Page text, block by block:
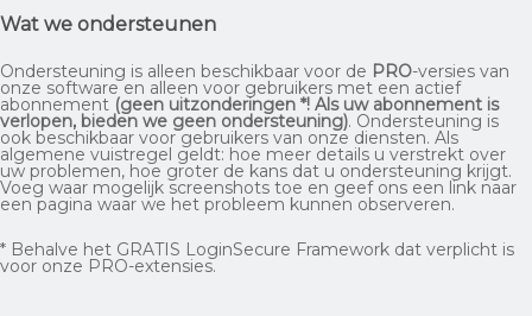
Wat we ondersteunen
Ondersteuning is alleen beschikbaar voor de PRO-versies van
onze software en alleen voor gebruikers met een actief
abonnement (geen uitzonderingen *! Als uw abonnement is
verlopen, bieden we geen ondersteuning). Ondersteuning is
ook beschikbaar voor gebruikers van onze diensten. Als
algemene vuistregel geldt: hoe meer details u verstrekt over
uw problemen, hoe groter de kans dat u ondersteuning krijgt.
Voeg waar mogelijk screenshots toe en geef ons een link naar
een pagina waar we het probleem kunnen observeren.
* Behalve het GRATIS LoginSecure Framework dat verplicht is
voor onze PRO-extensies.